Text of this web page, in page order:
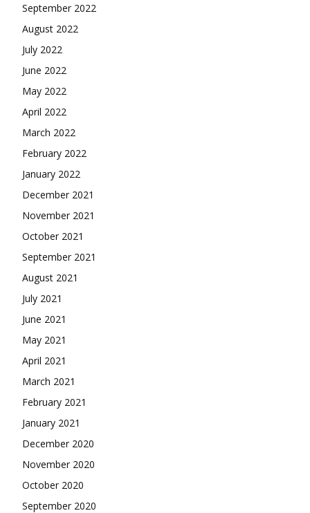
September 2022
August 2022
July 2022
June 2022
May 2022
April 2022
March 2022
February 2022
January 2022
December 2021
November 2021
October 2021
September 2021
August 2021
July 2021
June 2021
May 2021
April 2021
March 2021
February 2021
January 2021
December 2020
November 2020
October 2020
September 2020